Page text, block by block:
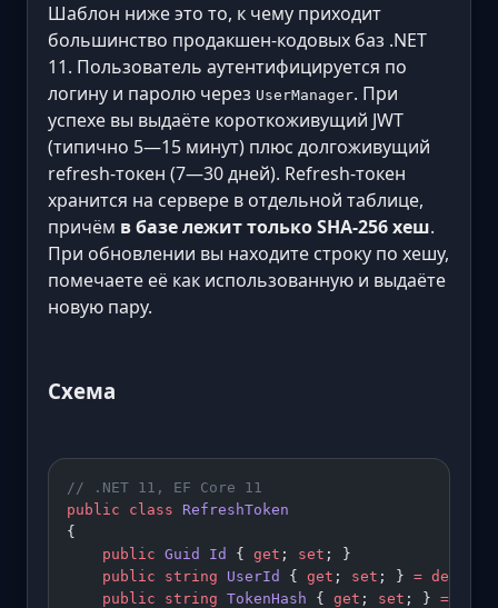
Шаблон ниже это то, к чему приходит
большинство продакшен-кодовых баз .NET
11. Пользователь аутентифицируется по
логину и паролю через UserManager. При
успехе вы выдаёте короткоживущий JWT
(типично 5—15 минут) плюс долгоживущий
refresh-токен (7—30 дней). Refresh-токен
хранится на сервере в отдельной таблице,
причём в базе лежит только SHA-256 хеш.
При обновлении вы находите строку по хешу,
помечаете её как использованную и выдаёте
новую пару.
Схема
// .NET 11, EF Core 11
public class RefreshToken
{
    public
Guid Id { get ; set ; }
    public
string UserId { get ; set ; } =
    public
string TokenHash { get ; set ; } =